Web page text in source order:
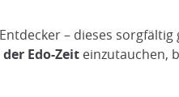
– dieses
der Edo-Zeit einzutauchen,